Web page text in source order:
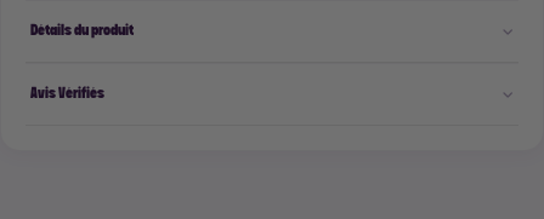
Détails du produit
Avis Vérifiés